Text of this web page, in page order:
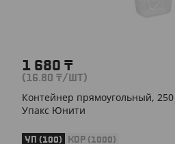
1 680 ₸
(16.80 ₸/ШТ)
Контейнер прямоугольный,
Упакс Юнити
УП (100) КОР (1000)